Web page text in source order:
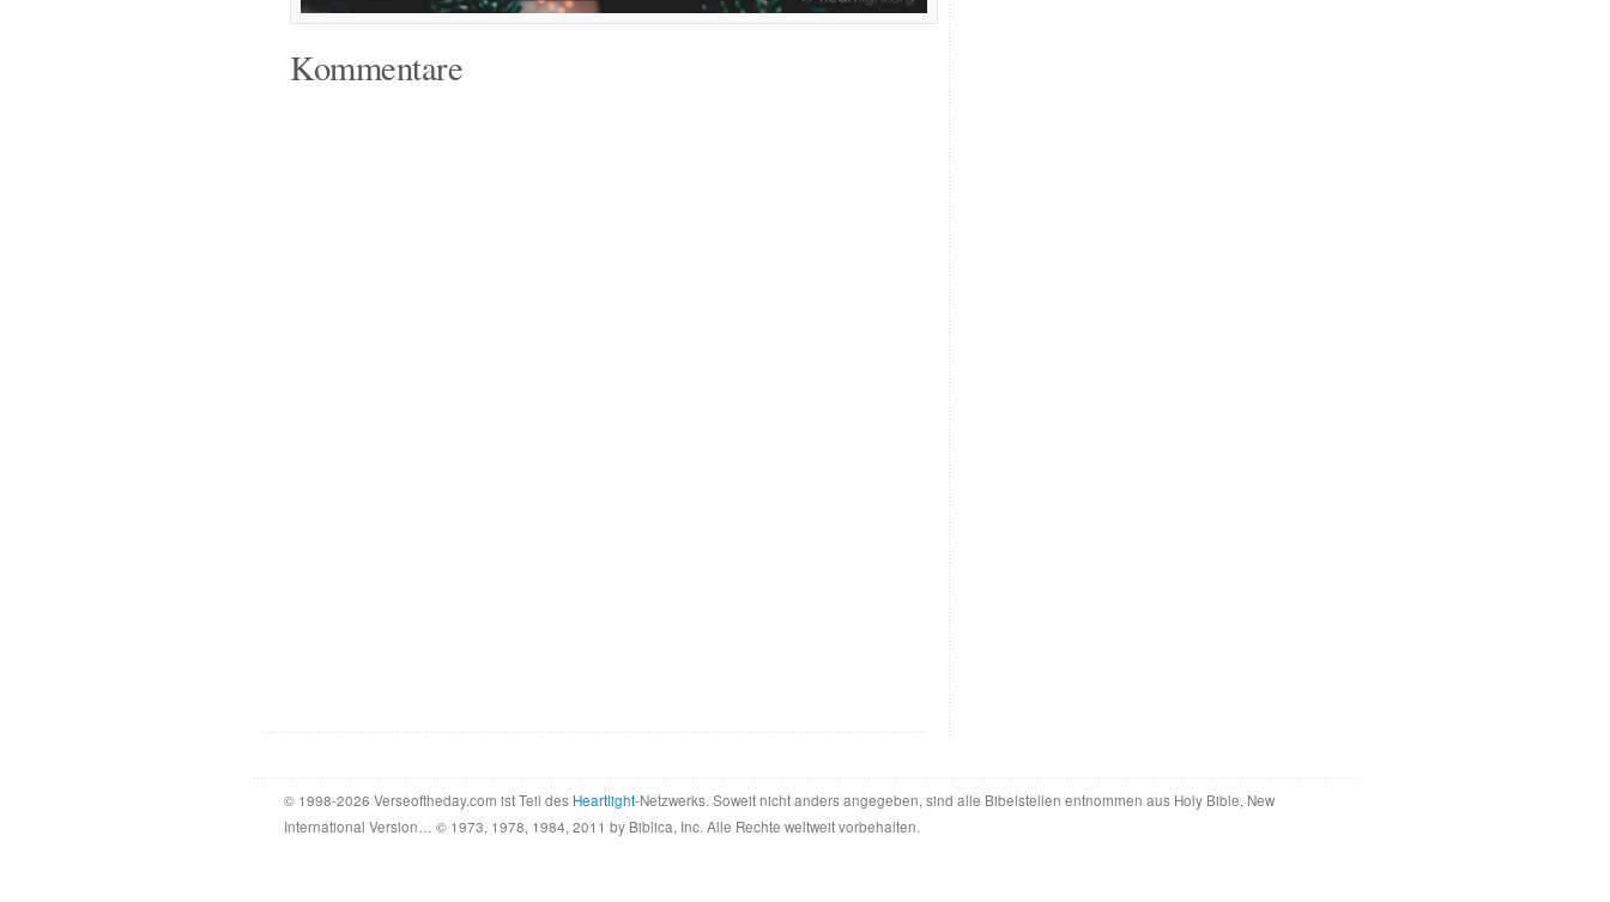
Kommentare
© 1998-2026 Verseoftheday.com ist Teil des Heartlight-Netzwerks. Soweit nicht anders angegeben, sind alle Bibelstellen entnommen aus Holy Bible, New
International Version… © 1973, 1978, 1984, 2011 by Biblica, Inc. Alle Rechte weltweit vorbehalten.